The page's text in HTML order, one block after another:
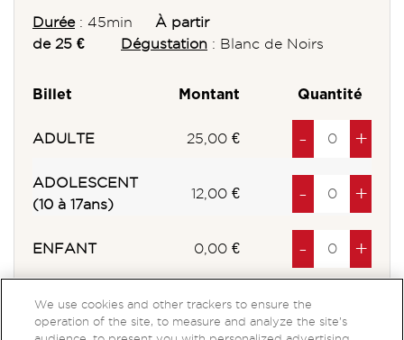
Durée: 45min À partir
de 25 €
Dégustation : Blanc de Noirs
Billet Montant Quantité
ADULTE 25,00 € - Diminuer
produits
+à
ADOLESCENT
(10 à 17ans)
12,00 € - Diminuer
produits
+à
ENFANT 0,00 € - Diminuer
produits
+à
We use cookies and other trackers to ensure the
operation of the site, to measure and analyze the site’s